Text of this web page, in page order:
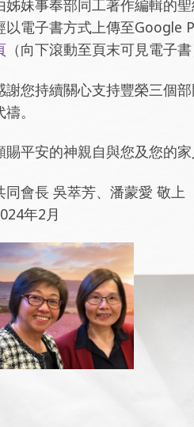
以電子書方式上傳至Google
（向下滾動至頁末可見電子
謝您持續關心支持豐榮三個
。
賜平安的神親自與您及您的
同會長 吳萃芳、潘蒙愛 敬上
年2月